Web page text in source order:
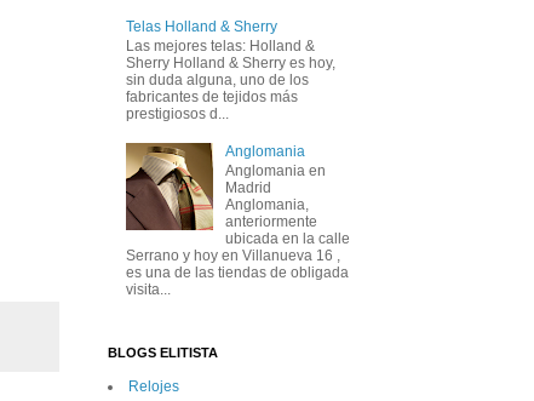
Telas Holland & Sherry
Las mejores telas: Holland &
Sherry Holland & Sherry es hoy,
sin duda alguna, uno de los
fabricantes de tejidos más
prestigiosos d...
Anglomania
Anglomania en
Madrid
Anglomania,
anteriormente
ubicada en la calle
Serrano y hoy en Villanueva 16 ,
es una de las tiendas de obligada
visita...
BLOGS ELITISTA
Relojes